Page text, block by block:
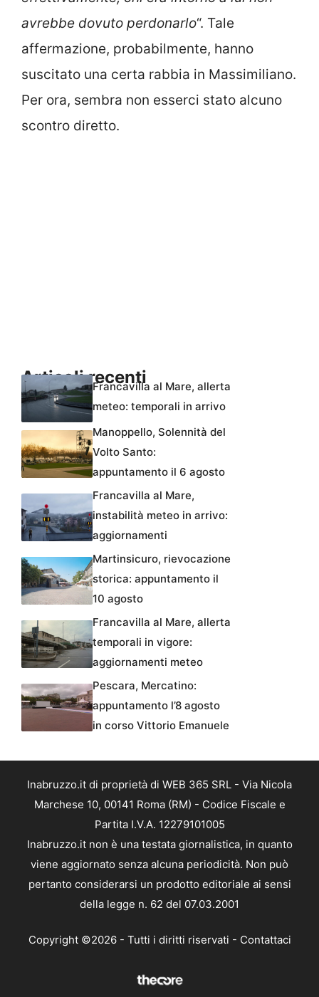
avrebbe dovuto perdonarlo“. Tale
affermazione, probabilmente, hanno
suscitato una certa rabbia in Massimiliano.
Per ora, sembra non esserci stato alcuno
scontro diretto.
Articoli recentiFrancavilla al Mare, allerta
meteo: temporali in arrivo
Manoppello, Solennità del
Volto Santo:
appuntamento il 6 agosto
Francavilla al Mare,
instabilità meteo in arrivo:
aggiornamenti
Martinsicuro, rievocazione
storica: appuntamento il
10 agosto
Francavilla al Mare, allerta
temporali in vigore:
aggiornamenti meteo
Pescara, Mercatino:
appuntamento l’8 agosto
in corso Vittorio Emanuele
Inabruzzo.it di proprietà di WEB 365 SRL - Via Nicola
Marchese 10, 00141 Roma (RM) - Codice Fiscale e
Partita I.V.A. 12279101005
Inabruzzo.it non è una testata giornalistica, in quanto
viene aggiornato senza alcuna periodicità. Non può
pertanto considerarsi un prodotto editoriale ai sensi
della legge n. 62 del 07.03.2001
Copyright ©2026 - Tutti i diritti riservati - Contattaci